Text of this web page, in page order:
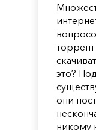
это?
они
никому